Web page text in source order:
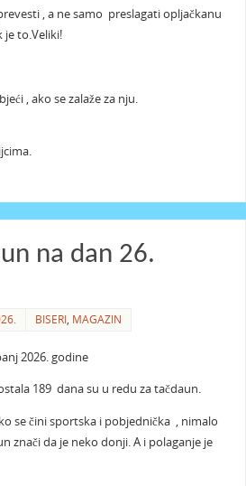
, a ne samo preslagati opljačkanu
je to.Veliki!
, ako se zalaže za nju.
na dan 26.
BISERI, MAGAZIN
2026. godine
189 dana su u redu za tačdaun.
se čini sportska i pobjednička , nimalo
znači da je neko donji. A i polaganje je